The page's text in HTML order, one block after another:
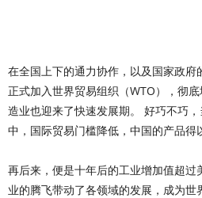
在全国上下的通力协作，以及国家政
正式加入世界贸易组织（WTO），彻
造业也迎来了快速发展期。 好巧不巧
中，国际贸易门槛降低，中国的产品得
再后来，便是十年后的工业增加值超过
业的腾飞带动了各领域的发展，成为